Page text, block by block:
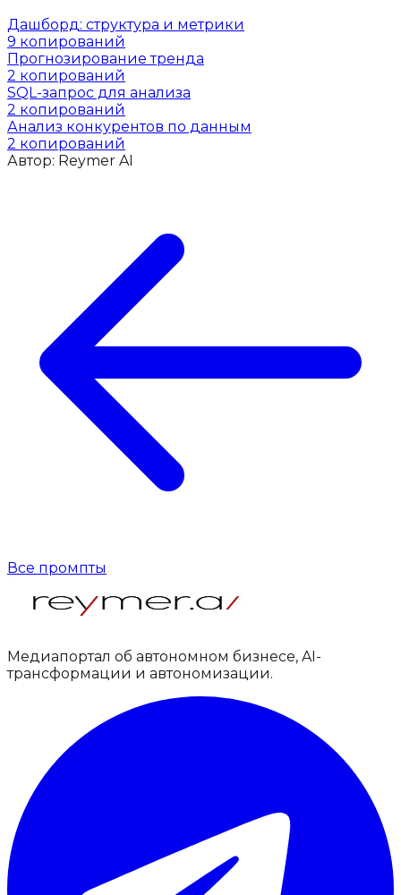
Дашборд: структура и метрики
9 копирований
Прогнозирование тренда
2 копирований
SQL-запрос для анализа
2 копирований
Анализ конкурентов по данным
2 копирований
Автор: Reymer AI
Все промпты
Медиапортал об автономном бизнесе, AI-
трансформации и автономизации.